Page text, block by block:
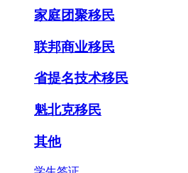
家庭团聚移民
联邦商业移民
省提名技术移民
魁北克移民
其他